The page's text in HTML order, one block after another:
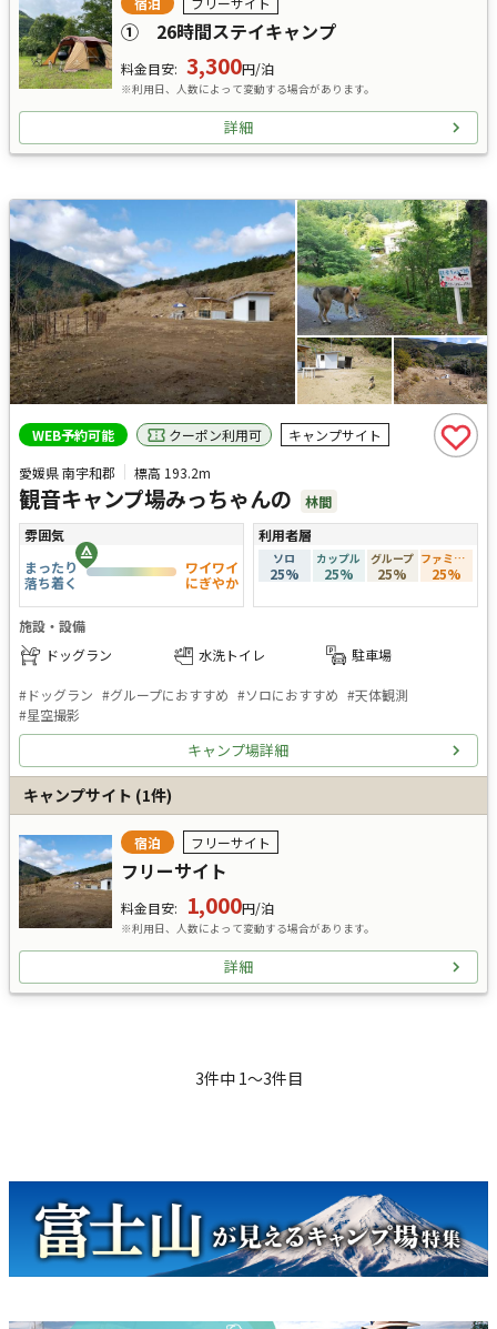
① 26時間ステイキャンプ
料金目安: 3,300円/泊
※利用日、人数によって変動する場合があります。
詳細
WEB予約可能 クーポン利用可
キャンプサイト
愛媛県 南宇和郡
標高 193.2m
観音キャンプ場みっちゃんの
林間
雰囲気
まったり
落ち着く
ワイワイ
にぎやか
利用者層
ソロ
25%
カップル
25%
グループ
25%
ファミリー
25%
施設・設備
ドッグラン
水洗トイレ 駐車場
#ドッグラン #グループにおすすめ #ソロにおすすめ #天体観測
#星空撮影
キャンプ場詳細
キャンプサイト (1件)
宿泊 フリーサイト
フリーサイト
料金目安: 1,000円/泊
※利用日、人数によって変動する場合があります。
詳細
3件中 1〜3件目
キャンペーン